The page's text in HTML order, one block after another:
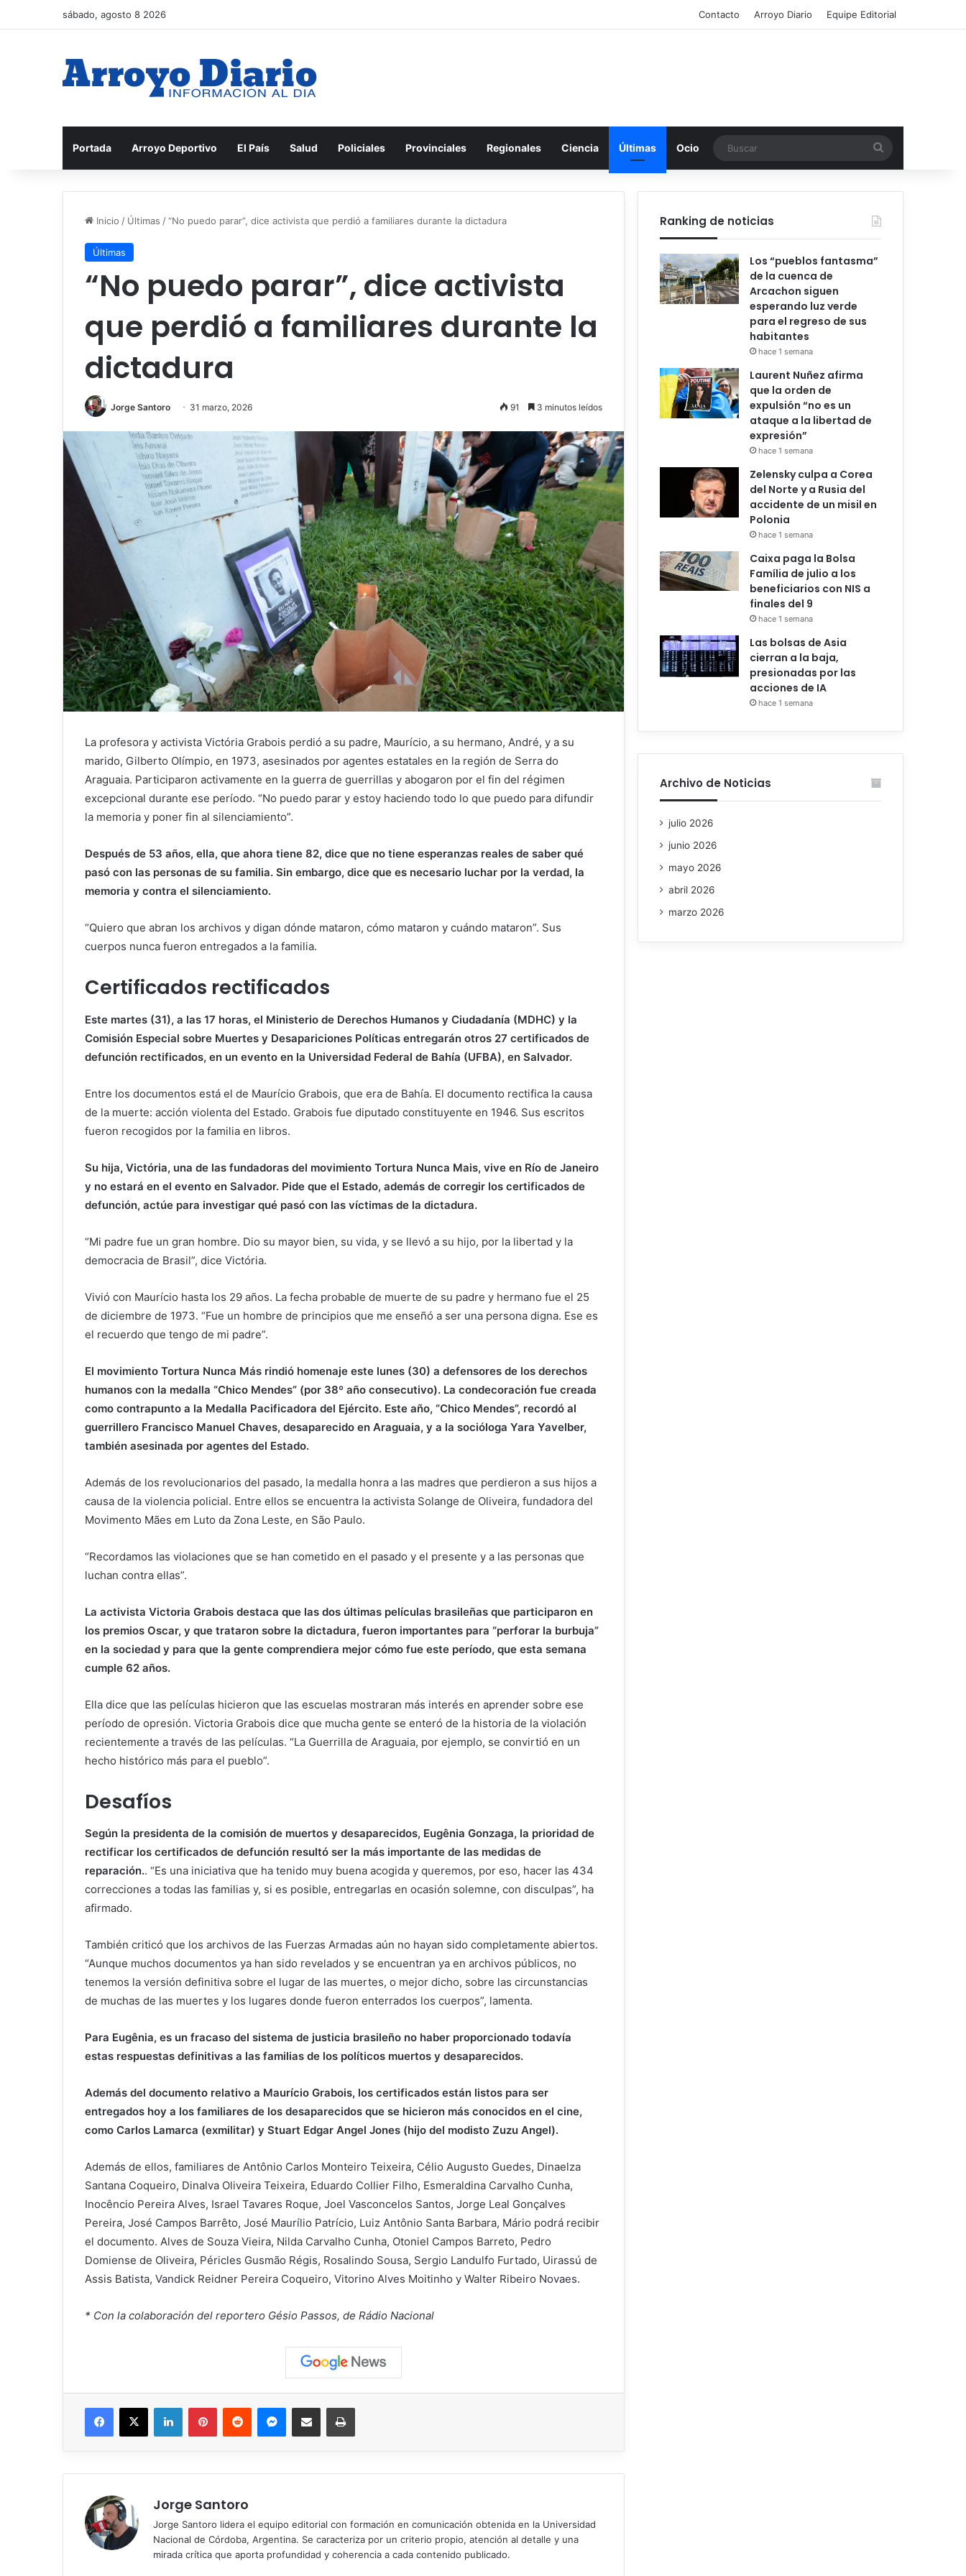
sábado, agosto 8 2026 Contacto Arroyo Diario Equipe Editorial
Portada Arroyo Deportivo El País Salud Policiales Provinciales Regionales Ciencia Últimas Ocio
Inicio / Últimas /“No puedo parar”, dice activista que perdió a familiares durante la dictadura
Últimas
“No puedo parar”, dice activista
que perdió a familiares durante la
dictadura
Jorge Santoro 31 marzo, 2026 91 3 minutos leídos
La profesora y activista Victória Grabois perdió a su padre, Maurício, a su hermano, André, y a su
marido, Gilberto Olímpio, en 1973, asesinados por agentes estatales en la región de Serra do
Araguaia. Participaron activamente en la guerra de guerrillas y abogaron por el fin del régimen
excepcional durante ese período. “No puedo parar y estoy haciendo todo lo que puedo para difundir
la memoria y poner fin al silenciamiento”.
Después de 53 años, ella, que ahora tiene 82, dice que no tiene esperanzas reales de saber qué
pasó con las personas de su familia. Sin embargo, dice que es necesario luchar por la verdad, la
memoria y contra el silenciamiento.
“Quiero que abran los archivos y digan dónde mataron, cómo mataron y cuándo mataron”. Sus
cuerpos nunca fueron entregados a la familia.
Certificados rectificados
Este martes (31), a las 17 horas, el Ministerio de Derechos Humanos y Ciudadanía (MDHC) y la
Comisión Especial sobre Muertes y Desapariciones Políticas entregarán otros 27 certificados de
defunción rectificados, en un evento en la Universidad Federal de Bahía (UFBA), en Salvador.
Entre los documentos está el de Maurício Grabois, que era de Bahía. El documento rectifica la causa
de la muerte: acción violenta del Estado. Grabois fue diputado constituyente en 1946. Sus escritos
fueron recogidos por la familia en libros.
Su hija, Victória, una de las fundadoras del movimiento Tortura Nunca Mais, vive en Río de Janeiro
y no estará en el evento en Salvador. Pide que el Estado, además de corregir los certificados de
defunción, actúe para investigar qué pasó con las víctimas de la dictadura.
“Mi padre fue un gran hombre. Dio su mayor bien, su vida, y se llevó a su hijo, por la libertad y la
democracia de Brasil”, dice Victória.
Vivió con Maurício hasta los 29 años. La fecha probable de muerte de su padre y hermano fue el 25
de diciembre de 1973. “Fue un hombre de principios que me enseñó a ser una persona digna. Ese es
el recuerdo que tengo de mi padre”.
El movimiento Tortura Nunca Más rindió homenaje este lunes (30) a defensores de los derechos
humanos con la medalla “Chico Mendes” (por 38º año consecutivo). La condecoración fue creada
como contrapunto a la Medalla Pacificadora del Ejército. Este año, “Chico Mendes”, recordó al
guerrillero Francisco Manuel Chaves, desaparecido en Araguaia, y a la socióloga Yara Yavelber,
también asesinada por agentes del Estado.
Además de los revolucionarios del pasado, la medalla honra a las madres que perdieron a sus hijos a
causa de la violencia policial. Entre ellos se encuentra la activista Solange de Oliveira, fundadora del
Movimento Mães em Luto da Zona Leste, en São Paulo.
“Recordamos las violaciones que se han cometido en el pasado y el presente y a las personas que
luchan contra ellas”.
La activista Victoria Grabois destaca que las dos últimas películas brasileñas que participaron en
los premios Oscar, y que trataron sobre la dictadura, fueron importantes para “perforar la burbuja”
en la sociedad y para que la gente comprendiera mejor cómo fue este período, que esta semana
cumple 62 años.
Ella dice que las películas hicieron que las escuelas mostraran más interés en aprender sobre ese
período de opresión. Victoria Grabois dice que mucha gente se enteró de la historia de la violación
recientemente a través de las películas. “La Guerrilla de Araguaia, por ejemplo, se convirtió en un
hecho histórico más para el pueblo”.
Desafíos
Según la presidenta de la comisión de muertos y desaparecidos, Eugênia Gonzaga, la prioridad de
rectificar los certificados de defunción resultó ser la más importante de las medidas de
reparación.. “Es una iniciativa que ha tenido muy buena acogida y queremos, por eso, hacer las 434
correcciones a todas las familias y, si es posible, entregarlas en ocasión solemne, con disculpas”, ha
afirmado.
También criticó que los archivos de las Fuerzas Armadas aún no hayan sido completamente abiertos.
“Aunque muchos documentos ya han sido revelados y se encuentran ya en archivos públicos, no
tenemos la versión definitiva sobre el lugar de las muertes, o mejor dicho, sobre las circunstancias
de muchas de las muertes y los lugares donde fueron enterrados los cuerpos”, lamenta.
Para Eugênia, es un fracaso del sistema de justicia brasileño no haber proporcionado todavía
estas respuestas definitivas a las familias de los políticos muertos y desaparecidos.
Además del documento relativo a Maurício Grabois, los certificados están listos para ser
entregados hoy a los familiares de los desaparecidos que se hicieron más conocidos en el cine,
como Carlos Lamarca (exmilitar) y Stuart Edgar Angel Jones (hijo del modisto Zuzu Angel).
Además de ellos, familiares de Antônio Carlos Monteiro Teixeira, Célio Augusto Guedes, Dinaelza
Santana Coqueiro, Dinalva Oliveira Teixeira, Eduardo Collier Filho, Esmeraldina Carvalho Cunha,
Inocêncio Pereira Alves, Israel Tavares Roque, Joel Vasconcelos Santos, Jorge Leal Gonçalves
Pereira, José Campos Barrêto, José Maurílio Patrício, Luiz Antônio Santa Barbara, Mário podrá recibir
el documento. Alves de Souza Vieira, Nilda Carvalho Cunha, Otoniel Campos Barreto, Pedro
Domiense de Oliveira, Péricles Gusmão Régis, Rosalindo Sousa, Sergio Landulfo Furtado, Uirassú de
Assis Batista, Vandick Reidner Pereira Coqueiro, Vitorino Alves Moitinho y Walter Ribeiro Novaes.
* Con la colaboración del reportero Gésio Passos, de Rádio Nacional
Facebook
X LinkedInPinterestReddit MessengerCompartir vía correo electrónicoImprimir
Jorge Santoro
Jorge Santoro lidera el equipo editorial con formación en comunicación obtenida en la Universidad
Nacional de Córdoba, Argentina. Se caracteriza por un criterio propio, atención al detalle y una
mirada crítica que aporta profundidad y coherencia a cada contenido publicado.
Ranking de noticias
Los “pueblos fantasma”
de la cuenca de
Arcachon siguen
esperando luz verde
para el regreso de sus
habitantes
hace 1 semana
Laurent Nuñez afirma
que la orden de
expulsión “no es un
ataque a la libertad de
expresión”
hace 1 semana
Zelensky culpa a Corea
del Norte y a Rusia del
accidente de un misil en
Polonia
hace 1 semana
Caixa paga la Bolsa
Família de julio a los
beneficiarios con NIS a
finales del 9
hace 1 semana
Las bolsas de Asia
cierran a la baja,
presionadas por las
acciones de IA
hace 1 semana
Archivo de Noticias
julio 2026
junio 2026
mayo 2026
abril 2026
marzo 2026